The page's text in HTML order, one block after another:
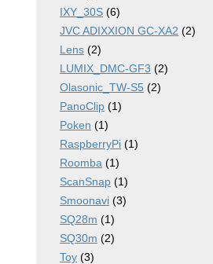
IXY_30S (6)
JVC ADIXXION GC-XA2 (2)
Lens (2)
LUMIX_DMC-GF3 (2)
Olasonic_TW-S5 (2)
PanoClip (1)
Poken (1)
RaspberryPi (1)
Roomba (1)
ScanSnap (1)
Smoonavi (3)
SQ28m (1)
SQ30m (2)
Toy (3)